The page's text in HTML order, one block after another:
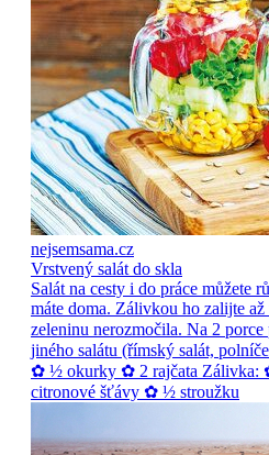
nejsemsama.cz
Vrstvený salát do skla
Salát na cesty i do práce můžete
máte doma. Zálivkou ho zalijte
zeleninu nerozmočila. Na 2
jiného salátu (římský salát,
✿ ½ okurky ✿ 2 rajčata Zálivka:
citronové šťávy ✿ ½ stroužku